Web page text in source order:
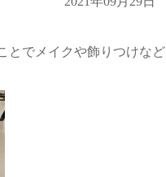
とでメイクや飾りつけなど